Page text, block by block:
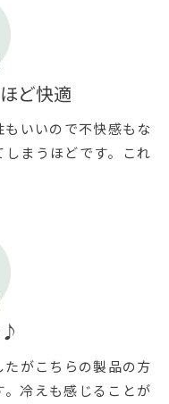
ど快適
いいので不快感もな
まうほどです。これ
♪
がこちらの製品の方
冷えも感じることが